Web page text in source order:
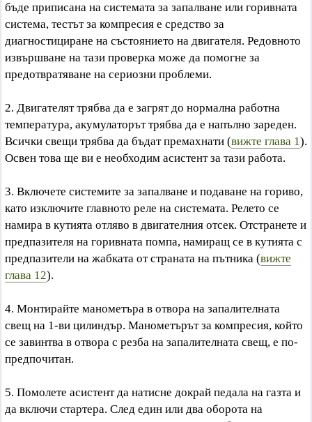
бъде приписана на системата за запалване или горивната
система, тестът за компресия е средство за
диагностициране на състоянието на двигателя. Редовното
извършване на тази проверка може да помогне за
предотвратяване на сериозни проблеми.
2. Двигателят трябва да е загрят до нормална работна
температура, акумулаторът трябва да е напълно зареден.
Всички свещи трябва да бъдат премахнати (вижте глава 1).
Освен това ще ви е необходим асистент за тази работа.
3. Включете системите за запалване и подаване на гориво,
като изключите главното реле на системата. Релето се
намира в кутията отляво в двигателния отсек. Отстранете и
предпазителя на горивната помпа, намиращ се в кутията с
предпазители на жабката от страната на пътника (вижте
глава 12).
4. Монтирайте манометъра в отвора на запалителната
свещ на 1-ви цилиндър. Манометърът за компресия, който
се завинтва в отвора с резба на запалителната свещ, е по-
предпочитан.
5. Помолете асистент да натисне докрай педала на газта и
да включи стартера. След един или два оборота на